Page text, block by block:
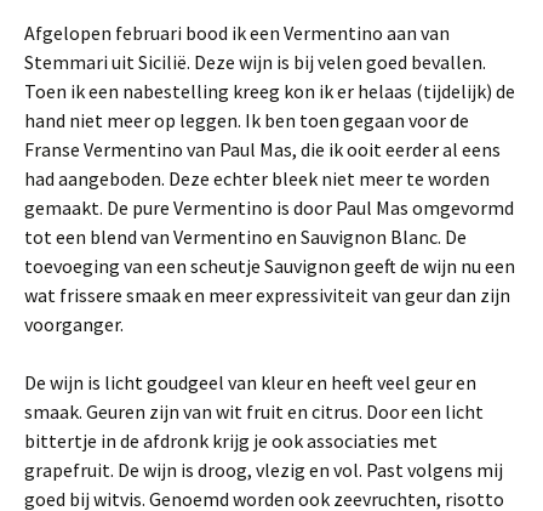
Afgelopen februari bood ik een Vermentino aan van
Stemmari uit Sicilië. Deze wijn is bij velen goed bevallen.
Toen ik een nabestelling kreeg kon ik er helaas (tijdelijk) de
hand niet meer op leggen. Ik ben toen gegaan voor de
Franse Vermentino van Paul Mas, die ik ooit eerder al eens
had aangeboden. Deze echter bleek niet meer te worden
gemaakt. De pure Vermentino is door Paul Mas omgevormd
tot een blend van Vermentino en Sauvignon Blanc. De
toevoeging van een scheutje Sauvignon geeft de wijn nu een
wat frissere smaak en meer expressiviteit van geur dan zijn
voorganger.
De wijn is licht goudgeel van kleur en heeft veel geur en
smaak. Geuren zijn van wit fruit en citrus. Door een licht
bittertje in de afdronk krijg je ook associaties met
grapefruit. De wijn is droog, vlezig en vol. Past volgens mij
goed bij witvis. Genoemd worden ook zeevruchten, risotto